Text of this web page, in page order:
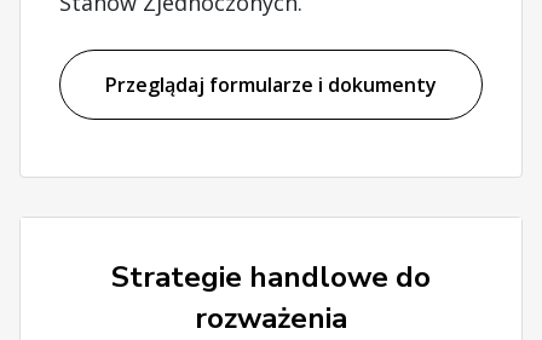
Przeglądaj formularze i dokumenty
Strategie handlowe do
rozważenia